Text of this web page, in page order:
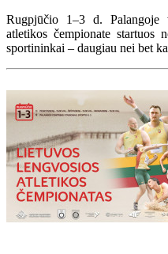
Rugpjūčio 1–3 d. Palangoje
atletikos čempionate startuos
sportininkai – daugiau nei bet